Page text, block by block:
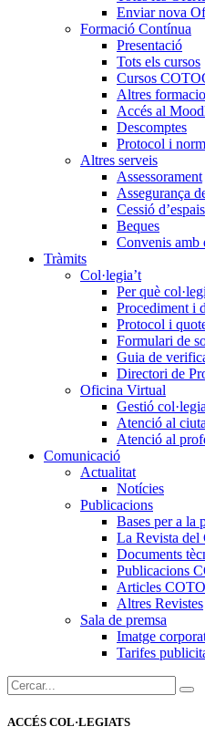
Enviar nova
Formació Contínua
Presentació
Tots els cursos
Cursos
Altres
Accés al
Descomptes
Protocol i
Altres serveis
Assessorament
Assegurança
Cessió d’espais
Beques
Convenis amb
Tràmits
Col·legia’t
Per què
Procediment i
Protocol i
Formulari de
Guia de
Directori de
Oficina Virtual
Gestió
Atenció al
Atenció al
Comunicació
Actualitat
Notícies
Publicacions
Bases per a la
La Revista del
Documents
Publicacions
Articles
Altres Revistes
Sala de premsa
Imatge
Tarifes
Cercar:
ACCÉS COL·LEGIATS